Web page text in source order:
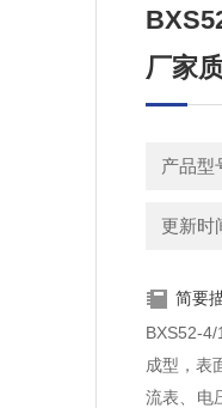
厂家
产品型
更新时
简要
BXS52-
成型，表
流表、电